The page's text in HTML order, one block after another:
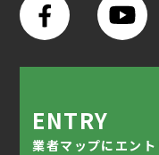
ENTRY
業者マップにエント